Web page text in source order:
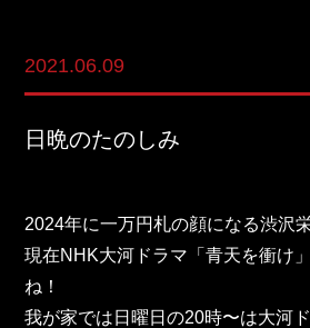
中古車販売事業
輸出入事業
新卒・キャリア採用コンサルティ
人材紹介事業
2021.06.09
日晩のたのしみ
2024年に一万円札の顔になる渋沢
現在NHK大河ドラマ「青天を衝け
ね！
我が家では日曜日の20時〜は大河